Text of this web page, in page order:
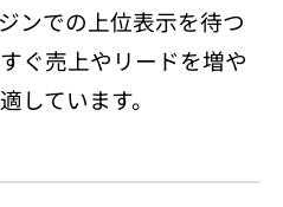
ンでの上位表示を待つ
ぐ売上やリードを増や
しています。